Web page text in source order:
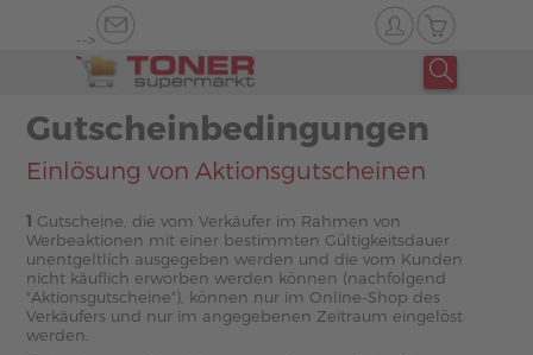
-->
Gutscheinbedingungen
Einlösung von Aktionsgutscheinen
1 Gutscheine, die vom Verkäufer im Rahmen von
Werbeaktionen mit einer bestimmten Gültigkeitsdauer
unentgeltlich ausgegeben werden und die vom Kunden
nicht käuflich erworben werden können (nachfolgend
"Aktionsgutscheine"), können nur im Online-Shop des
Verkäufers und nur im angegebenen Zeitraum eingelöst
werden.